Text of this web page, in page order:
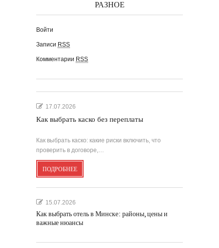
РАЗНОЕ
Войти
Записи RSS
Комментарии RSS
17.07.2026
Как выбрать каско без переплаты
Как выбрать каско: какие риски включить, что
проверить в договоре,…
ПОДРОБНЕЕ
15.07.2026
Как выбрать отель в Минске: районы, цены и
важные нюансы